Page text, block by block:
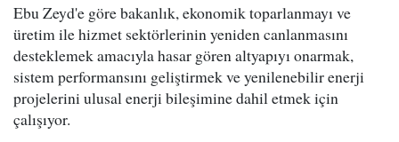
Ebu Zeyd'e göre bakanlık, ekonomik toparlanmayı ve
üretim ile hizmet sektörlerinin yeniden canlanmasını
desteklemek amacıyla hasar gören altyapıyı onarmak,
sistem performansını geliştirmek ve yenilenebilir enerji
projelerini ulusal enerji bileşimine dahil etmek için
çalışıyor.